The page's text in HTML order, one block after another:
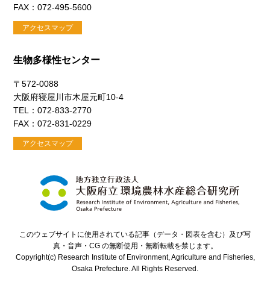
FAX：072-495-5600
アクセスマップ
生物多様性センター
〒572-0088
大阪府寝屋川市木屋元町10-4
TEL：072-833-2770
FAX：072-831-0229
アクセスマップ
このウェブサイトに使用されている記事（データ・図表を含む）及び写
真・音声・CG の無断使用・無断転載を禁じます。
Copyright(c) Research Institute of Environment, Agriculture and Fisheries,
Osaka Prefecture. All Rights Reserved.